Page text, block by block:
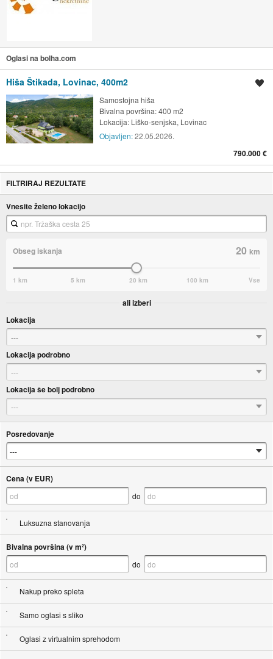
Oglasi na bolha.com
Hiša Štikada, Lovinac, 400m2
Samostojna hiša
Bivalna površina: 400 m2
Lokacija: Liško-senjska, Lovinac
Objavljen:22.05.2026.
790.000 €
FILTRIRAJ REZULTATE
Vnesite želeno lokacijo
Obseg iskanja 20km
1 km 5 km 20 km 100 km Vse
ali izberi
Lokacija
---
Lokacija podrobno
---
Lokacija še bolj podrobno
---
Posredovanje
Cena (v EUR)
do
Luksuzna stanovanja
Bivalna površina (v m²)
do
Nakup preko spleta
Samo oglasi s sliko
Oglasi z virtualnim sprehodom